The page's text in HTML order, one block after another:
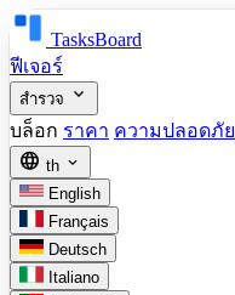
TasksBoard
ฟีเจอร์
สำรวจ expand_more
บล็อก ราคา ความปลอดภัย
language th expand_more
English
Français
Deutsch
Italiano